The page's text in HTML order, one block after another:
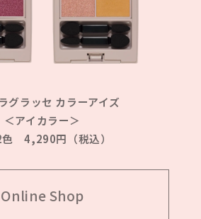
グラッセ カラーアイズ
＜アイカラー＞
色 4,290円（税込）
Online Shop